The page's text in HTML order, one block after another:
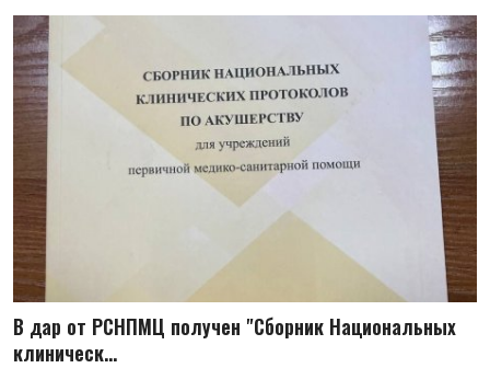
В дар от РСНПМЦ получен "Сборник Национальных
клиническ...